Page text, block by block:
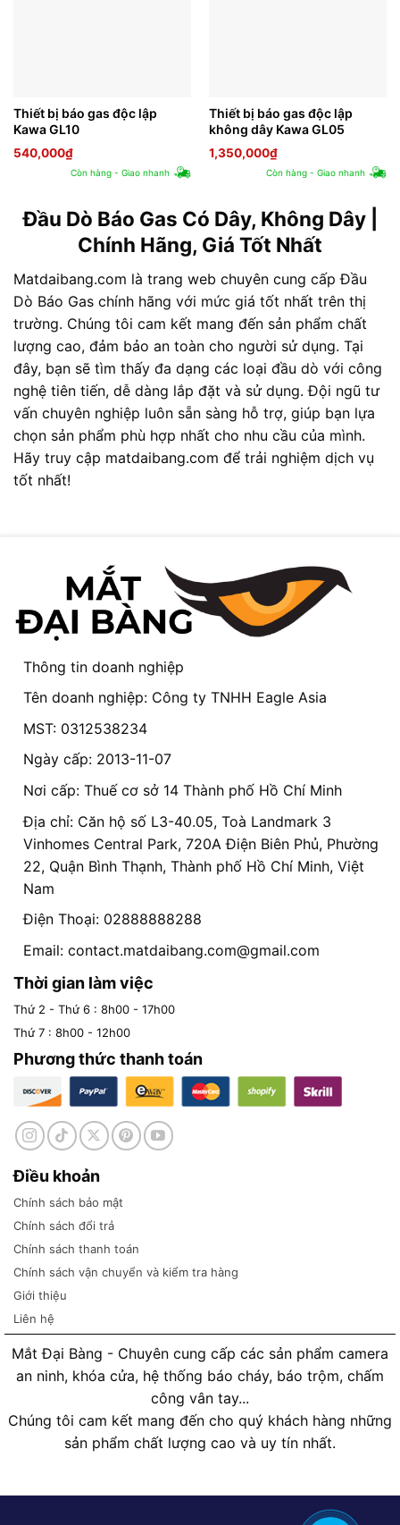
Thiết bị báo gas độc lập
Kawa GL10
540,000₫
Còn hàng - Giao nhanh
Thiết bị báo gas độc lập
không dây Kawa GL05
1,350,000₫
Còn hàng - Giao nhanh
Đầu Dò Báo Gas Có Dây, Không Dây |
Chính Hãng, Giá Tốt Nhất
Matdaibang.com là trang web chuyên cung cấp Đầu
Dò Báo Gas chính hãng với mức giá tốt nhất trên thị
trường. Chúng tôi cam kết mang đến sản phẩm chất
lượng cao, đảm bảo an toàn cho người sử dụng. Tại
đây, bạn sẽ tìm thấy đa dạng các loại đầu dò với công
nghệ tiên tiến, dễ dàng lắp đặt và sử dụng. Đội ngũ tư
vấn chuyên nghiệp luôn sẵn sàng hỗ trợ, giúp bạn lựa
chọn sản phẩm phù hợp nhất cho nhu cầu của mình.
Hãy truy cập matdaibang.com để trải nghiệm dịch vụ
tốt nhất!
Thông tin doanh nghiệp
Tên doanh nghiệp: Công ty TNHH Eagle Asia
MST: 0312538234
Ngày cấp: 2013-11-07
Nơi cấp: Thuế cơ sở 14 Thành phố Hồ Chí Minh
Địa chỉ: Căn hộ số L3-40.05, Toà Landmark 3
Vinhomes Central Park, 720A Điện Biên Phủ, Phường
22, Quận Bình Thạnh, Thành phố Hồ Chí Minh, Việt
Nam
Điện Thoại: 02888888288
Email: contact.matdaibang.com@gmail.com
Thời gian làm việc
Thứ 2 - Thứ 6 : 8h00 - 17h00
Thứ 7 : 8h00 - 12h00
Phương thức thanh toán
Điều khoản
Chính sách bảo mật
Chính sách đổi trả
Chính sách thanh toán
Chính sách vận chuyển và kiểm tra hàng
Giới thiệu
Liên hệ
Mắt Đại Bàng - Chuyên cung cấp các sản phẩm camera
an ninh, khóa cửa, hệ thống báo cháy, báo trộm, chấm
công vân tay...
Chúng tôi cam kết mang đến cho quý khách hàng những
sản phẩm chất lượng cao và uy tín nhất.